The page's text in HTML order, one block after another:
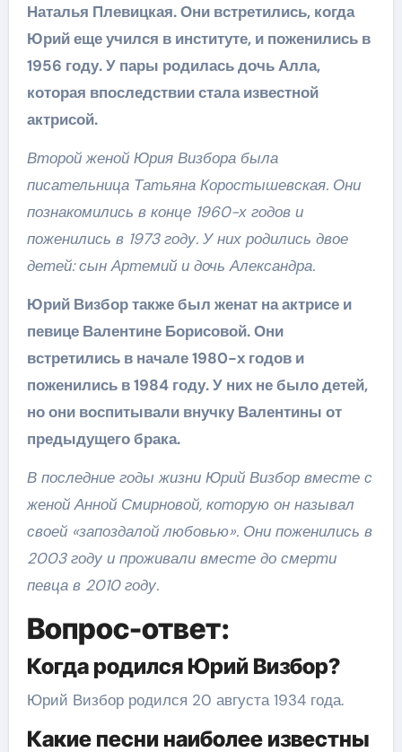
Наталья Плевицкая. Они встретились, когда
Юрий еще учился в институте, и поженились в
1956 году. У пары родилась дочь Алла,
которая впоследствии стала известной
актрисой.
Второй женой Юрия Визбора была
писательница Татьяна Коростышевская. Они
познакомились в конце 1960-х годов и
поженились в 1973 году. У них родились двое
детей: сын Артемий и дочь Александра.
Юрий Визбор также был женат на актрисе и
певице Валентине Борисовой. Они
встретились в начале 1980-х годов и
поженились в 1984 году. У них не было детей,
но они воспитывали внучку Валентины от
предыдущего брака.
В последние годы жизни Юрий Визбор вместе с
женой Анной Смирновой, которую он называл
своей «запоздалой любовью». Они поженились в
2003 году и проживали вместе до смерти
певца в 2010 году.
Вопрос-ответ:
Когда родился Юрий Визбор?
Юрий Визбор родился 20 августа 1934 года.
Какие песни наиболее известны